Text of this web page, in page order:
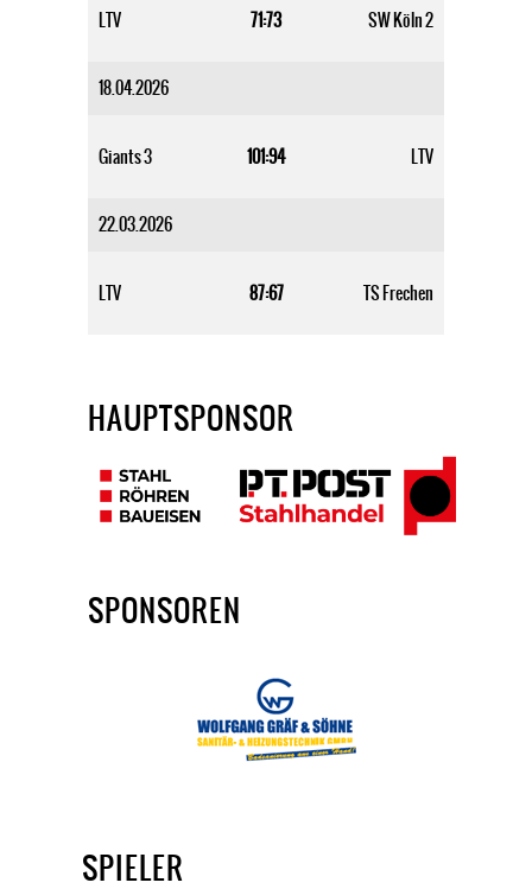
71:73
LTV SW Köln 2
18.04.2026
101:94
Giants 3 LTV
22.03.2026
87:67
LTV TS Frechen
HAUPTSPONSOR
SPONSOREN
SPIELER